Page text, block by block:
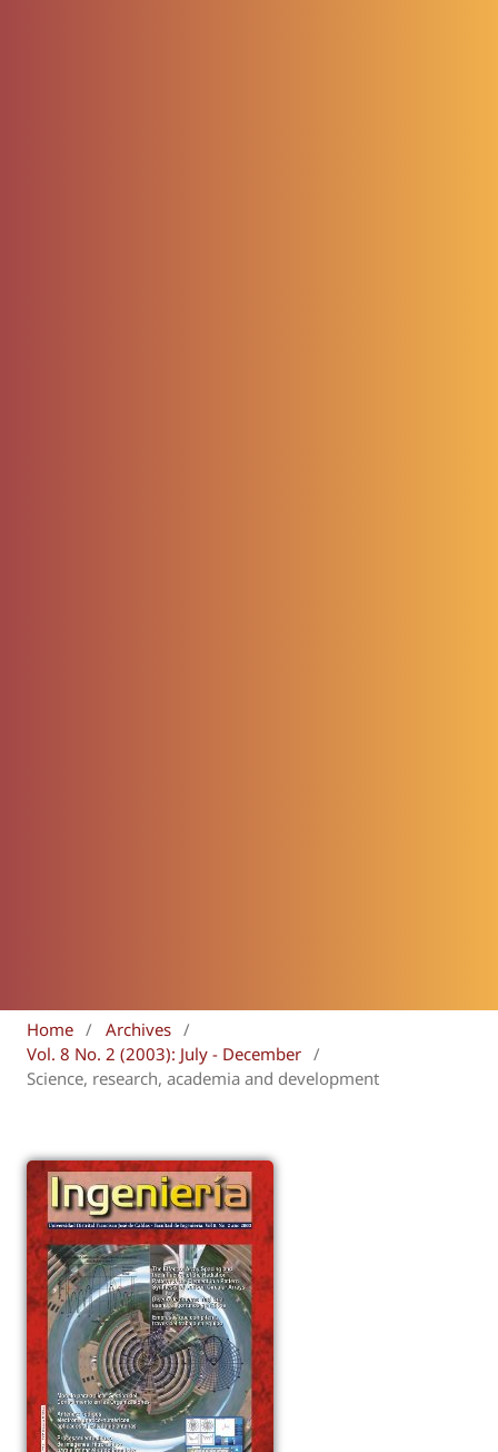
Home / Archives /
Vol. 8 No. 2 (2003): July - December /
Science, research, academia and development